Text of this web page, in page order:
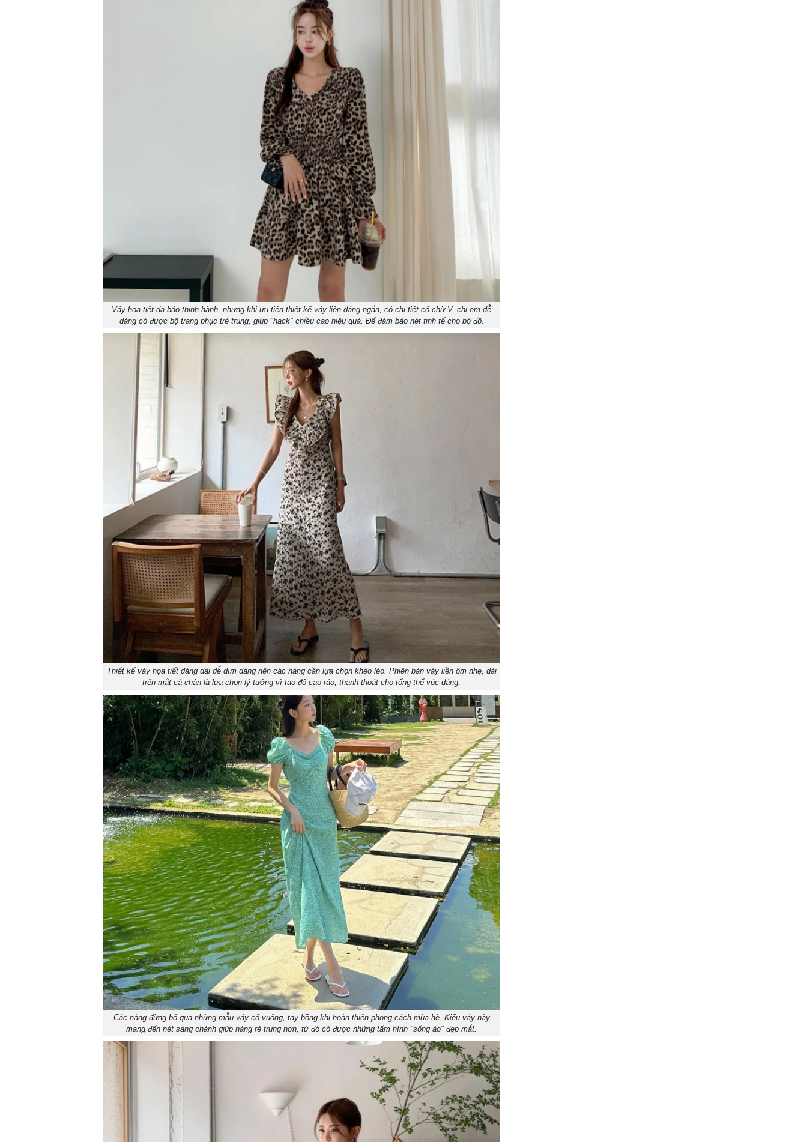
Váy họa tiết da báo thịnh hành nhưng khi ưu tiên thiết kế váy liền dáng ngắn, có chi tiết cổ chữ V, chị em dễ
dàng có được bộ trang phục trẻ trung, giúp "hack" chiều cao hiệu quả. Để đảm bảo nét tinh tế cho bộ đồ.
Thiết kế váy họa tiết dáng dài dễ dìm dáng nên các nàng cần lựa chọn khéo léo. Phiên bản váy liền ôm nhẹ, dài
trên mắt cá chân là lựa chọn lý tưởng vì tạo độ cao ráo, thanh thoát cho tổng thể vóc dáng.
Các nàng đừng bỏ qua những mẫu váy cổ vuông, tay bồng khi hoàn thiện phong cách mùa hè. Kiểu váy này
mang đến nét sang chảnh giúp nàng rẻ trung hơn, từ đó có được những tấm hình "sống ảo" đẹp mắt.